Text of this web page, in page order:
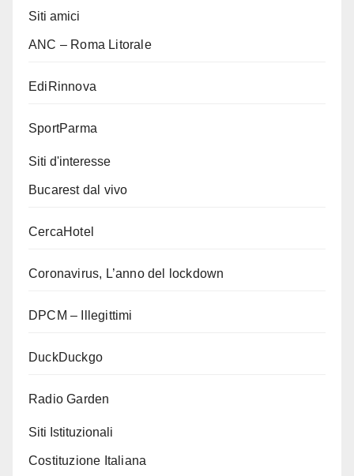
Siti amici
ANC – Roma Litorale
EdiRinnova
SportParma
Siti d'interesse
Bucarest dal vivo
CercaHotel
Coronavirus, L’anno del lockdown
DPCM – Illegittimi
DuckDuckgo
Radio Garden
Siti Istituzionali
Costituzione Italiana